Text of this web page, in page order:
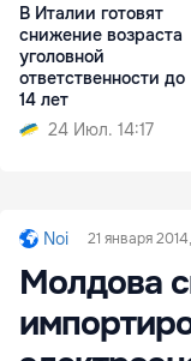
В Италии готовят
снижение возраста
уголовной
ответственности до
14 лет
24 Июл. 14:17
Noi 21 января 2014,
Молдова